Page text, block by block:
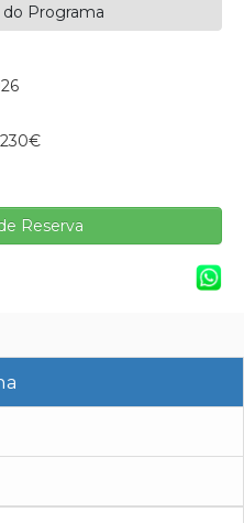
Programa
Reserva